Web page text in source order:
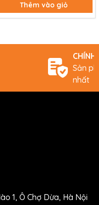
Thêm vào giỏ
CHÍNH
Sản
nhất
1, Ô Chợ Dừa, Hà Nội